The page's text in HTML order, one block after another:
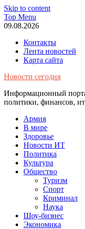
Skip to content
Top Menu
09.08.2026
Контакты
Лента новостей
Карта сайта
Новости сегодня
Информационный
политики, финансов,
Армия
В мире
Здоровье
Новости ИТ
Политика
Культура
Общество
Туризм
Спорт
Криминал
Наука
Шоу-бизнес
Экономика